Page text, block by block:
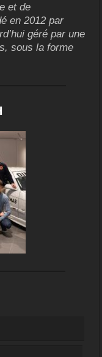
et de
en 2012 par
géré par une
sous la forme